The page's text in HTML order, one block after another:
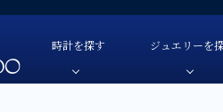
時計を探す ジュエリーを